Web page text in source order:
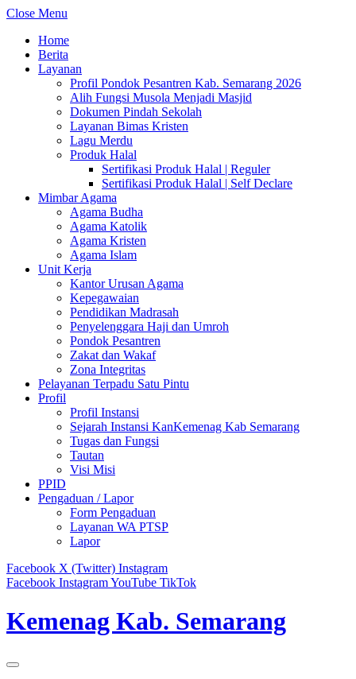
Close Menu
Home
Berita
Layanan
Profil Pondok Pesantren Kab. Semarang 2026
Alih Fungsi Musola Menjadi Masjid
Dokumen Pindah Sekolah
Layanan Bimas Kristen
Lagu Merdu
Produk Halal
Sertifikasi Produk Halal | Reguler
Sertifikasi Produk Halal | Self Declare
Mimbar Agama
Agama Budha
Agama Katolik
Agama Kristen
Agama Islam
Unit Kerja
Kantor Urusan Agama
Kepegawaian
Pendidikan Madrasah
Penyelenggara Haji dan Umroh
Pondok Pesantren
Zakat dan Wakaf
Zona Integritas
Pelayanan Terpadu Satu Pintu
Profil
Profil Instansi
Sejarah Instansi KanKemenag Kab Semarang
Tugas dan Fungsi
Tautan
Visi Misi
PPID
Pengaduan / Lapor
Form Pengaduan
Layanan WA PTSP
Lapor
Facebook X (Twitter) Instagram
Facebook InstagramYouTube TikTok
Kemenag Kab. Semarang